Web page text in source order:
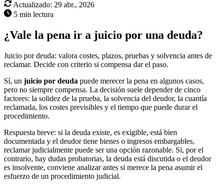
Actualizado: 29 abr., 2026
5 min lectura
¿Vale la pena ir a juicio por una deuda?
Juicio por deuda: valora costes, plazos, pruebas y solvencia antes de
reclamar. Decide con criterio si compensa dar el paso.
Sí, un juicio por deuda puede merecer la pena en algunos casos,
pero no siempre compensa. La decisión suele depender de cinco
factores: la solidez de la prueba, la solvencia del deudor, la cuantía
reclamada, los costes previsibles y el tiempo que puede durar el
procedimiento.
Respuesta breve: si la deuda existe, es exigible, está bien
documentada y el deudor tiene bienes o ingresos embargables,
reclamar judicialmente puede ser una opción razonable. Si, por el
contrario, hay dudas probatorias, la deuda está discutida o el deudor
es insolvente, conviene analizar antes si merece la pena asumir el
esfuerzo de un procedimiento judicial.